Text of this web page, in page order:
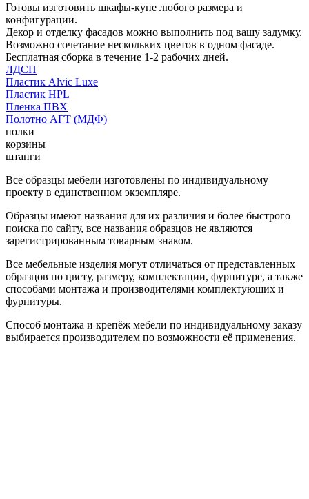
Готовы изготовить шкафы-купе любого размера и
конфигурации.
Декор и отделку фасадов можно выполнить под вашу задумку.
Возможно сочетание нескольких цветов в одном фасаде.
Бесплатная сборка в течение 1-2 рабочих дней.
ЛДСП
Пластик Alvic Luxe
Пластик HPL
Пленка ПВХ
Полотно АГТ (МДФ)
полки
корзины
штанги
Все образцы мебели изготовлены по индивидуальному
проекту в единственном экземпляре.
Образцы имеют названия для их различия и более быстрого
поиска по сайту, все названия образцов не являются
зарегистрированным товарным знаком.
Все мебельные изделия могут отличаться от представленных
образцов по цвету, размеру, комплектации, фурнитуре, а также
способами монтажа и производителями комплектующих и
фурнитуры.
Способ монтажа и крепёж мебели по индивидуальному заказу
выбирается производителем по возможности её применения.